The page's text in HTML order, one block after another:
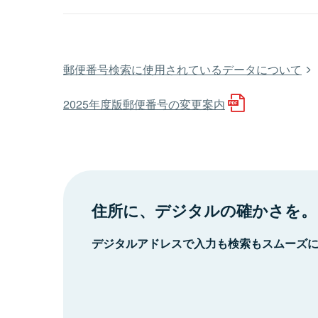
郵便番号検索に使用されているデータについて
2025年度版郵便番号の変更案内
住所に、デジタルの確かさを。
デジタルアドレスで入力も検索もスムーズ